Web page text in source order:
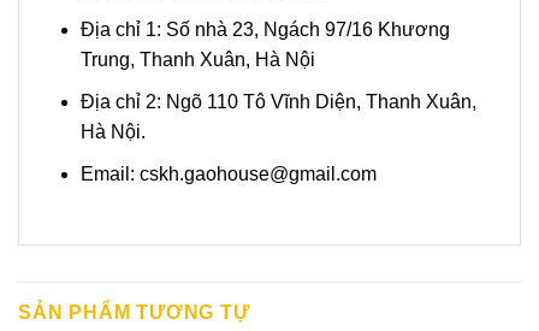
Địa chỉ 1: Số nhà 23, Ngách 97/16 Khương
Trung, Thanh Xuân, Hà Nội
Địa chỉ 2: Ngõ 110 Tô Vĩnh Diện, Thanh Xuân,
Hà Nội.
Email: cskh.gaohouse@gmail.com
SẢN PHẨM TƯƠNG TỰ